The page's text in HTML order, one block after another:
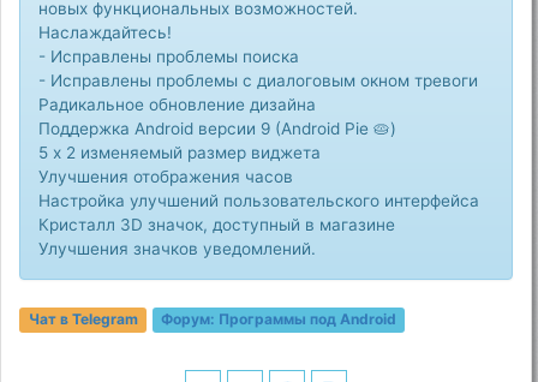
новых функциональных возможностей.
Наслаждайтесь!
- Исправлены проблемы поиска
- Исправлены проблемы с диалоговым окном тревоги
Радикальное обновление дизайна
Поддержка Android версии 9 (Android Pie 🥧)
5 x 2 изменяемый размер виджета
Улучшения отображения часов
Настройка улучшений пользовательского интерфейса
Кристалл 3D значок, доступный в магазине
Улучшения значков уведомлений.
Чат в Telegram Форум: Программы под Android